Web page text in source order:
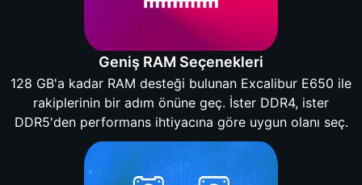
Geniş RAM Seçenekleri
128 GB'a kadar RAM desteği bulunan Excalibur E650 ile
rakiplerinin bir adım önüne geç. İster DDR4, ister
DDR5'den performans ihtiyacına göre uygun olanı seç.